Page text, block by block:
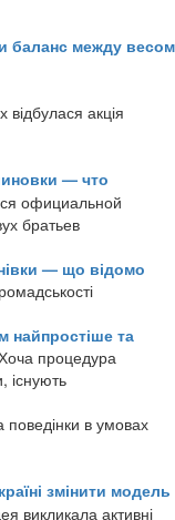
баланс между весом
відбулася акція
— что
официальной
братьев
— що відомо
найпростіше та
процедура
існують
поведінки в умовах
змінити модель
викликала активні